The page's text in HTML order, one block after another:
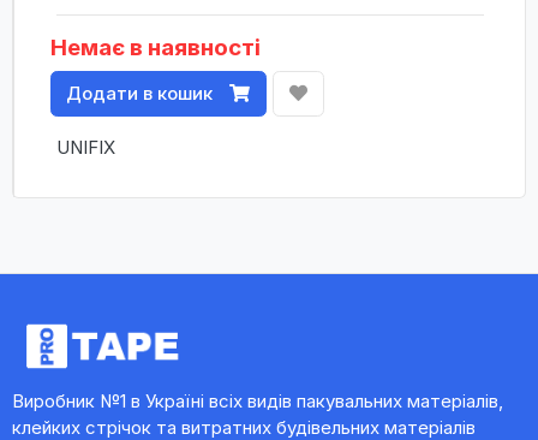
Немає в наявності
Додати в кошик
UNIFIX
Виробник №1 в Україні всіх видів пакувальних матеріалів,
клейких стрічок та витратних будівельних матеріалів